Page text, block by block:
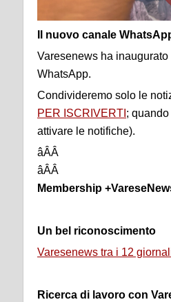
Il nuovo canale
Varesenews ha
WhatsApp.
Condivideremo solo le
PER ISCRIVERTI ;
attivare le notifiche).
âÂÂ
âÂÂ
Membership
Un bel riconoscimento
Varesenews tra i 12
Ricerca di lavoro con